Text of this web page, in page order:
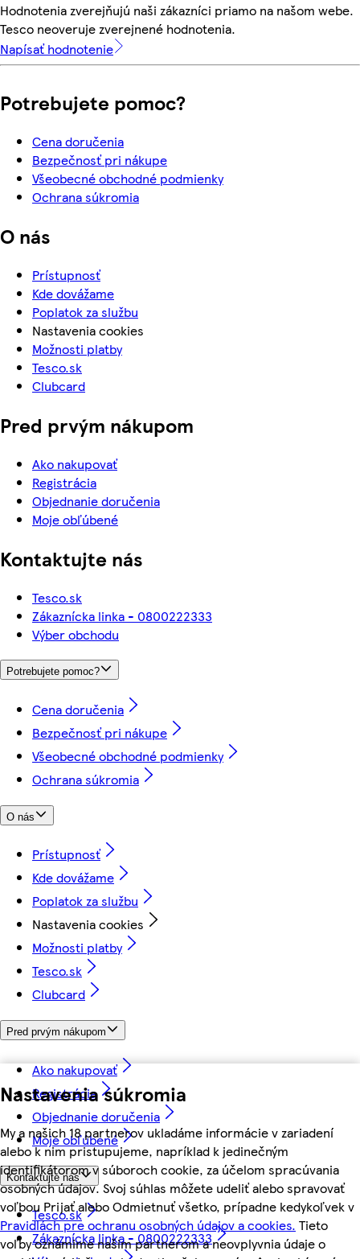
Nastavenia súkromia
My a našich 18 partnerov ukladáme informácie v zariadení
alebo k nim pristupujeme, napríklad k jedinečným
identifikátorom v súboroch cookie, za účelom spracúvania
osobných údajov. Svoj súhlas môžete udeliť alebo spravovať
voľbou Prijať alebo Odmietnuť všetko, prípadne kedykoľvek v
Pravidlách pre ochranu osobných údajov a cookies. Tieto
voľby oznámime našim partnerom a neovplyvnia údaje o
Hodnotenia zverejňujú naši zákazníci priamo na našom webe.
Tesco neoveruje zverejnené hodnotenia.
Napísať hodnotenie
Potrebujete pomoc?
Cena doručenia
Bezpečnosť pri nákupe
Všeobecné obchodné podmienky
Ochrana súkromia
O nás
Prístupnosť
Kde dovážame
Poplatok za službu
Nastavenia cookies
Možnosti platby
Tesco.sk
Clubcard
Pred prvým nákupom
Ako nakupovať
Registrácia
Objednanie doručenia
Moje obľúbené
Kontaktujte nás
Tesco.sk
Zákaznícka linka - 0800222333
Výber obchodu
Potrebujete pomoc?
Cena doručenia
Bezpečnosť pri nákupe
Všeobecné obchodné podmienky
Ochrana súkromia
O nás
Prístupnosť
Kde dovážame
Poplatok za službu
Nastavenia cookies
Možnosti platby
Tesco.sk
Clubcard
Pred prvým nákupom
Ako nakupovať
Registrácia
Objednanie doručenia
Moje obľúbené
Kontaktujte nás
Tesco.sk
Zákaznícka linka - 0800222333